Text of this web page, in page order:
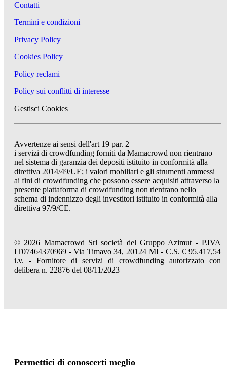
Contatti
Termini e condizioni
Privacy Policy
Cookies Policy
Policy reclami
Policy sui conflitti di interesse
Gestisci Cookies
Avvertenze ai sensi dell'art 19 par. 2
i servizi di crowdfunding forniti da Mamacrowd non rientrano
nel sistema di garanzia dei depositi istituito in conformità alla
direttiva 2014/49/UE; i valori mobiliari e gli strumenti ammessi
ai fini di crowdfunding che possono essere acquisiti attraverso la
presente piattaforma di crowdfunding non rientrano nello
schema di indennizzo degli investitori istituito in conformità alla
direttiva 97/9/CE.
© 2026 Mamacrowd Srl società del Gruppo Azimut - P.IVA
IT07464370969 - Via Timavo 34, 20124 MI - C.S. € 95.417,54
i.v. - Fornitore di servizi di crowdfunding autorizzato con
delibera n. 22876 del 08/11/2023
Permettici di conoscerti meglio